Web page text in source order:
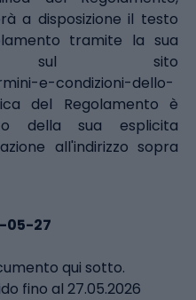
a disposizione il testo
tramite la sua
sul sito
e-condizioni-dello-
del Regolamento è
della sua esplicita
all'indirizzo sopra
05-27
qui sotto.
fino al 27.05.2026